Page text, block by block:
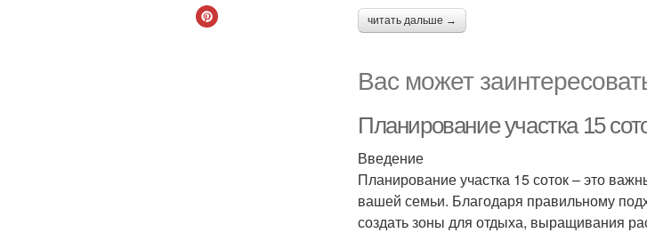
читать дальше →
Вас может
Планирование участка 15
Введение
Планирование участка 15 соток – это
вашей семьи. Благодаря правильному
создать зоны для отдыха, выращивания